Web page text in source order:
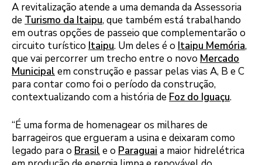
A revitalização atende a uma demanda da Assessoria
de Turismo da Itaipu, que também está trabalhando
em outras opções de passeio que complementarão o
circuito turístico Itaipu. Um deles é o Itaipu Memória,
que vai percorrer um trecho entre o novo Mercado
Municipal em construção e passar pelas vias A, B e C
para contar como foi o período da construção,
contextualizando com a história de Foz do Iguaçu.
“É uma forma de homenagear os milhares de
barrageiros que ergueram a usina e deixaram como
legado para o Brasil e o Paraguai a maior hidrelétrica